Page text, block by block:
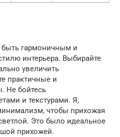
гармоничным и
интерьера. Выбирайте
увеличить
практичные и
Не бойтесь
и текстурами. Я,
чтобы прихожая
Это было идеальное
прихожей.